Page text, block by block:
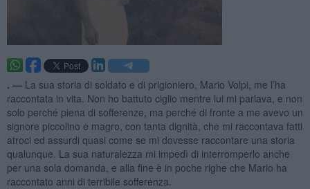
. — La sua storia di soldato e di prigioniero, Mario Volpi, me l’ha
raccontata in vita. Non ho battuto ciglio mentre lui mi parlava, e non
solo perché piena di sofferenze, ma perché di fronte a me avevo un
signore piccolino e magro, con tanta dignità, che mi raccontava fatti
atroci ed assurdi quasi come se mi dovesse raccontare una storia
qualunque. La sua naturalezza mi impedì di interromperlo anche
per una sola domanda, e alla fine è in poche righe che Mario ha
raccontato anni di terribile sofferenza.